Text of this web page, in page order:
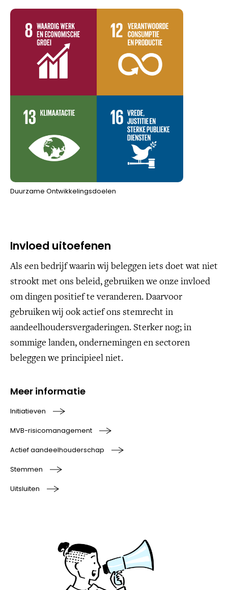
Duurzame Ontwikkelingsdoelen
Invloed uitoefenen
Als een bedrijf waarin wij beleggen iets doet wat niet
strookt met ons beleid, gebruiken we onze invloed
om dingen positief te veranderen. Daarvoor
gebruiken wij ook actief ons stemrecht in
aandeelhoudersvergaderingen. Sterker nog; in
sommige landen, ondernemingen en sectoren
beleggen we principieel niet.
Meer informatie
Initiatieven
MVB-risicomanagement
Actief aandeelhouderschap
Stemmen
Uitsluiten